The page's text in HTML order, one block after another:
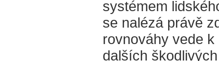
systémem
se nalézá právě
rovnováhy vede
dalších